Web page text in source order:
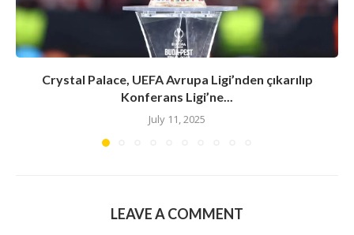
Crystal Palace, UEFA Avrupa Ligi’nden çıkarılıp
Konferans Ligi’ne...
July 11, 2025
LEAVE A COMMENT